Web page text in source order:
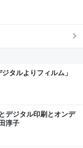
タルよりフィルム」
デジタル印刷とオンデ
淳子